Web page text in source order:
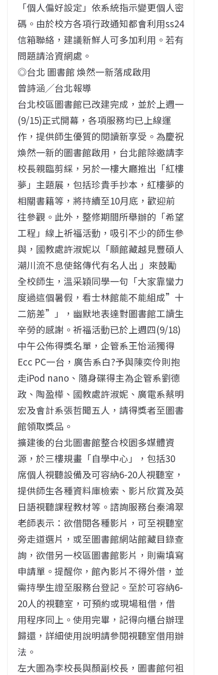
「個人偏好設定」依系統指示變更個人密
碼。由於校方各項行政通知都會利用ss24
信箱聯絡，建議新鮮人可多加利用。若有
問題請洽資網處。
◎台北 圖書館 煥然一新落成啟用
曾詩涵╱台北報導
台北校區圖書館已改建完成，並於上週一
(9/15)正式開幕，各項服務均已上線運
作，提供師生優質的閱讀新享受。為慶祝
煥然一新的圖書館啟用，台北館除邀請李
校長親臨剪綵，另於一樓大廳推出「紅樓
夢」主題展，包括珍貴手抄本，紅樓夢的
相關書籍等，將持續至10月底，歡迎前
往參觀。此外，整修期間所舉辦的「希望
工程」線上祈福活動，吸引不少的師生參
與，國教處許淑妮以「願館藏越見豐碩人
潮川流不息使銘傳代有名人出 」來鼓勵
全校師生，溫采穎同學一句「大家靠蠻力
度過這個暑假，看士林館能不能組成”十
二筋差”」，幽默地表達對圖書館工讀生
辛勞的感謝。祈福活動已於上週四(9/18)
中午公佈得獎名單，企管系王怡涵獨得
Ecc PC一台，廣告系白?予與陳奕伶則抱
走iPod nano、隨身碟得主為企管系劉德
政、陶盈樺、國教處許淑妮、廣電系蔡明
宏及會計系張哲聞五人，請得獎者至圖書
館領取獎品。
擴建後的台北圖書館整合校園多媒體資
源，於三樓規畫「自學中心」，包括30
席個人視聽設備及可容納6-20人視聽室，
提供師生各種資料庫檢索、影片欣賞及英
日語視聽課程教材等。諮詢服務台秦鴻翠
老師表示：欲借閱各種影片，可至視聽室
旁走道選片，或至圖書館網站館藏目錄查
詢，欲借另一校區圖書館影片，則需填寫
申請單。提醒你，館內影片不得外借，並
需持學生證至服務台登記。至於可容納6-
20人的視聽室，可預約或現場租借，借
用程序同上。使用完畢，記得向櫃台辦理
歸還，詳細使用說明請參閱視聽室借用辦
法。
左大圖為李校長與顏副校長，圖書館何祖